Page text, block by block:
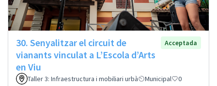
30. Senyalitzar el circuit de
vianants vinculat a L’Escola d’Arts
en Viu
Acceptada
Taller 3: Infraestructura i mobiliari urbà Municipal 0